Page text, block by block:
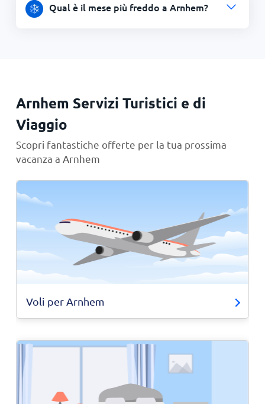
Qual è il mese più freddo a Arnhem?
Arnhem Servizi Turistici e di
Viaggio
Scopri fantastiche offerte per la tua prossima
vacanza a Arnhem
Voli per Arnhem